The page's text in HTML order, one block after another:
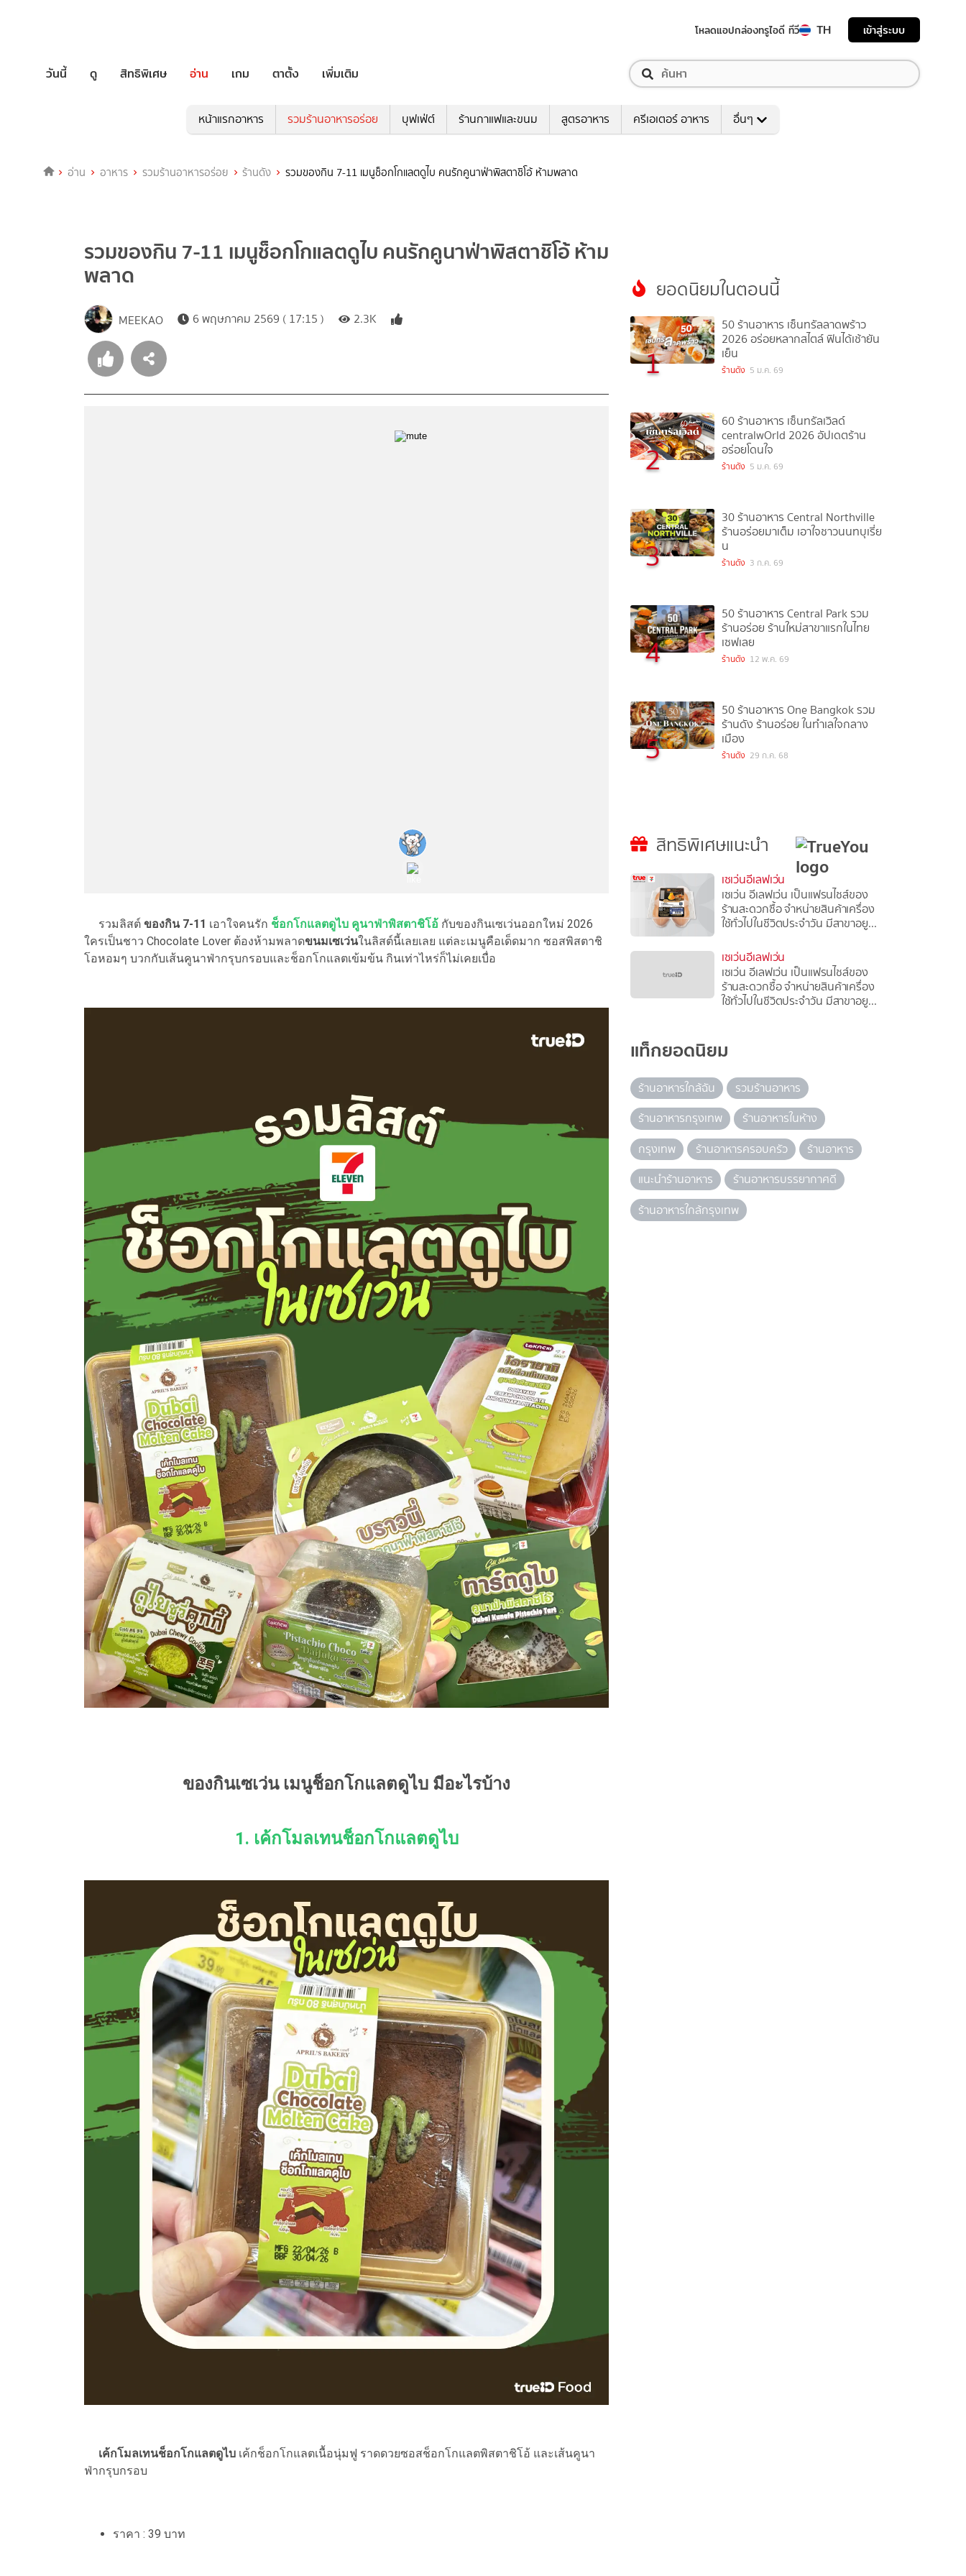
โหลดแอปกล่องทรูไอดี ทีวี TH เข้าสู่ระบบ
วันนี้ ดู สิทธิพิเศษ อ่าน เกม ตาตั้ง เพิ่มเติม
หน้าแรกอาหาร รวมร้านอาหารอร่อย บุฟเฟ่ต์ ร้านกาแฟและขนม สูตรอาหาร ครีเอเตอร์ อาหาร อื่นๆ
อ่าน อาหาร รวมร้านอาหารอร่อย ร้านดัง รวมของกิน 7-11 เมนูช็อกโกแลตดูไบ คนรักคูนาฟ่าพิสตาชิโอ้ ห้ามพลาด
รวมของกิน 7-11 เมนูช็อกโกแลตดูไบ คนรักคูนาฟ่าพิสตาชิโอ้ ห้าม
พลาด
MEEKAO 6 พฤษภาคม 2569 ( 17:15 ) 2.3K
รวมลิสต์ ของกิน 7-11 เอาใจคนรัก ช็อกโกแลตดูไบ คูนาฟ่าพิสตาชิโอ้ กับของกินเซเว่นออกใหม่ 2026
ใครเป็นชาว Chocolate Lover ต้องห้ามพลาดขนมเซเว่นในลิสต์นี้เลยเลย แต่ละเมนูคือเด็ดมาก ซอสพิสตาชิ
โอหอมๆ บวกกับเส้นคูนาฟ่ากรุบกรอบและช็อกโกแลตเข้มข้น กินเท่าไหร่ก็ไม่เคยเบื่อ
ของกินเซเว่น เมนูช็อกโกแลตดูไบ มีอะไรบ้าง
1. เค้กโมลเทนช็อกโกแลตดูไบ
เค้กโมลเทนช็อกโกแลตดูไบ เค้กช็อกโกแลตเนื้อนุ่มฟู ราดดวยซอสช็อกโกแลตพิสตาชิโอ้ และเส้นคูนา
ฟ่ากรุบกรอบ
ราคา : 39 บาท
ยอดนิยมในตอนนี้
1
50 ร้านอาหาร เซ็นทรัลลาดพร้าว
2026 อร่อยหลากสไตล์ ฟินได้เช้ายัน
เย็น
ร้านดัง 5 ม.ค. 69
2
60 ร้านอาหาร เซ็นทรัลเวิลด์
centralwOrld 2026 อัปเดตร้าน
อร่อยโดนใจ
ร้านดัง 5 ม.ค. 69
3
30 ร้านอาหาร Central Northville
ร้านอร่อยมาเต็ม เอาใจชาวนนทบุเรี่ย
น
ร้านดัง 3 ก.ค. 69
4
50 ร้านอาหาร Central Park รวม
ร้านอร่อย ร้านใหม่สาขาแรกในไทย
เซฟเลย
ร้านดัง 12 พ.ค. 69
5
50 ร้านอาหาร One Bangkok รวม
ร้านดัง ร้านอร่อย ในทำเลใจกลาง
เมือง
ร้านดัง 29 ก.ค. 68
สิทธิพิเศษแนะนำ
เซเว่นอีเลฟเว่น
เซเว่น อีเลฟเว่น เป็นแฟรนไชส์ของ
ร้านสะดวกซื้อ จำหน่ายสินค้าเครื่อง
ใช้ทั่วไปในชีวิตประจำวัน มีสาขาอยู...
เซเว่นอีเลฟเว่น
เซเว่น อีเลฟเว่น เป็นแฟรนไชส์ของ
ร้านสะดวกซื้อ จำหน่ายสินค้าเครื่อง
ใช้ทั่วไปในชีวิตประจำวัน มีสาขาอยู...
แท็กยอดนิยม
ร้านอาหารใกล้ฉัน
รวมร้านอาหาร
ร้านอาหารกรุงเทพ
ร้านอาหารในห้าง
กรุงเทพ
ร้านอาหารครอบครัว
ร้านอาหาร
แนะนำร้านอาหาร
ร้านอาหารบรรยากาศดี
ร้านอาหารใกล้กรุงเทพ